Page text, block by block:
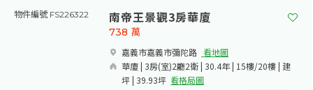
物件編號 FS226322 南帝王景觀3房華廈
嘉義市嘉義市彌陀路​ 看地圖
華廈 | 3房(室)2廳2衛 | 30.4年 | 15樓/20樓 | 建
坪 | 39.93坪 看格局圖
738 萬